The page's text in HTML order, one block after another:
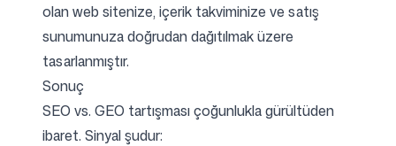
olan web sitenize, içerik takviminize ve satış
sunumunuza doğrudan dağıtılmak üzere
tasarlanmıştır.
Sonuç
SEO vs. GEO tartışması çoğunlukla gürültüden
ibaret. Sinyal şudur: